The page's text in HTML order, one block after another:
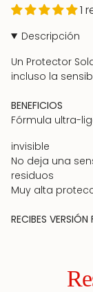
1
Descripción
Un Protector
incluso la
BENEFICIOS
Fórmula ultra-
invisible
No deja una
residuos
Muy alta
RECIBES